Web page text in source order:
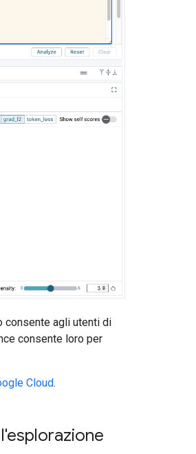
consente agli utenti di
consente loro per
Cloud.